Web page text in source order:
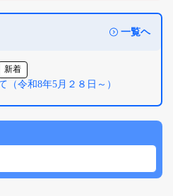
一覧ヘ
新着
（令和8年5月２８日～）